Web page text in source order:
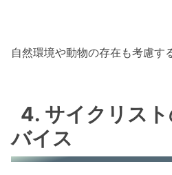
自然環境や動物の存在も考慮す
4. サイクリス
バイス